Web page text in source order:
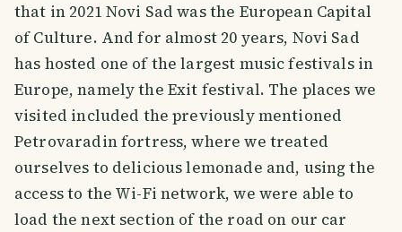
that in 2021 Novi Sad was the European Capital
of Culture. And for almost 20 years, Novi Sad
has hosted one of the largest music festivals in
Europe, namely the Exit festival. The places we
visited included the previously mentioned
Petrovaradin fortress, where we treated
ourselves to delicious lemonade and, using the
access to the Wi-Fi network, we were able to
load the next section of the road on our car